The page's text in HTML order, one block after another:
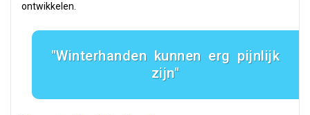
ontwikkelen.
Winterhanden kunnen erg pijnlijk
zijn